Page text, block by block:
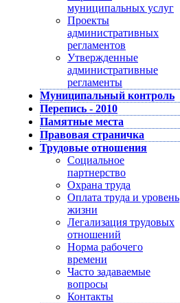
муниципальных услуг
Проекты
административных
регламентов
Утвержденные
административные
регламенты
Муниципальный контроль
Перепись - 2010
Памятные места
Правовая страничка
Трудовые отношения
Социальное
партнерство
Охрана труда
Оплата труда и уровень
жизни
Легализация трудовых
отношений
Норма рабочего
времени
Часто задаваемые
вопросы
Контакты